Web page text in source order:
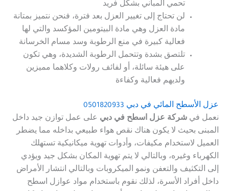
تحمي المباني بشكل فريد
لن تحتاج إلى تغيير العزل بعد فترة، فنحن نتميز بمتانة
مادة العزل وهي مادة البيتومين المؤكسد والتي لها
فعالية كبيرة في منع الرطوبة وسد مسام الخرسانة
تلتصق بشدة وتتحمل الرطوبة الشديدة، وهي تكون
على هيئة سائلة، أو لفائف رولات وكلاهما مميزين
ولديهم فعالية وكفاءة
عزل الأسطح المائي في دبي 0501820933
نعمل في شركة عزل اسطح في دبي على عمل توازن جيد داخل
المبنى بحيث لا يكون هناك نقص هواء طبيعي بداخله مما يضطر
العميل لاستخدام مكيفات، وأدوات تهوية ميكانيكية تستهلك
الكهرباء وغيره، وبالتالي لا يتم تهوية المكان بشكل جيد ويؤدي
إلى التكثيف والتعفن ونمو الميكروبات وبالتالي انتشار الأمراض
داخل أفراد الأسرة، لذلك نقوم باستخدام مواد عوازل اسطح